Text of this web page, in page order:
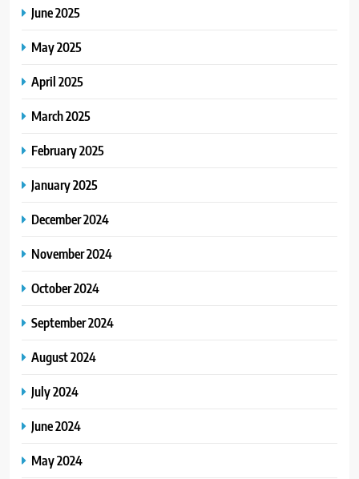
June 2025
May 2025
April 2025
March 2025
February 2025
January 2025
December 2024
November 2024
October 2024
September 2024
August 2024
July 2024
June 2024
May 2024